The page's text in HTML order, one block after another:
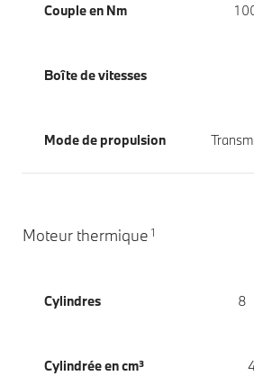
Couple en Nm 1
Boîte de vitesses
Mode de propulsion
Moteur thermique 1
Cylindres 8
Cylindrée en cm³